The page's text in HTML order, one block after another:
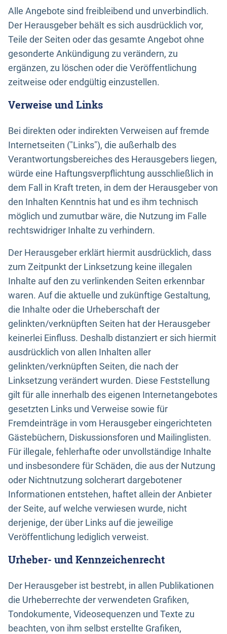
Alle Angebote sind freibleibend und unverbindlich.
Der Herausgeber behält es sich ausdrücklich vor,
Teile der Seiten oder das gesamte Angebot ohne
gesonderte Ankündigung zu verändern, zu
ergänzen, zu löschen oder die Veröffentlichung
zeitweise oder endgültig einzustellen.
Verweise und Links
Bei direkten oder indirekten Verweisen auf fremde
Internetseiten ("Links"), die außerhalb des
Verantwortungsbereiches des Herausgebers liegen,
würde eine Haftungsverpflichtung ausschließlich in
dem Fall in Kraft treten, in dem der Herausgeber von
den Inhalten Kenntnis hat und es ihm technisch
möglich und zumutbar wäre, die Nutzung im Falle
rechtswidriger Inhalte zu verhindern.
Der Herausgeber erklärt hiermit ausdrücklich, dass
zum Zeitpunkt der Linksetzung keine illegalen
Inhalte auf den zu verlinkenden Seiten erkennbar
waren. Auf die aktuelle und zukünftige Gestaltung,
die Inhalte oder die Urheberschaft der
gelinkten/verknüpften Seiten hat der Herausgeber
keinerlei Einfluss. Deshalb distanziert er sich hiermit
ausdrücklich von allen Inhalten aller
gelinkten/verknüpften Seiten, die nach der
Linksetzung verändert wurden. Diese Feststellung
gilt für alle innerhalb des eigenen Internetangebotes
gesetzten Links und Verweise sowie für
Fremdeinträge in vom Herausgeber eingerichteten
Gästebüchern, Diskussionsforen und Mailinglisten.
Für illegale, fehlerhafte oder unvollständige Inhalte
und insbesondere für Schäden, die aus der Nutzung
oder Nichtnutzung solcherart dargebotener
Informationen entstehen, haftet allein der Anbieter
der Seite, auf welche verwiesen wurde, nicht
derjenige, der über Links auf die jeweilige
Veröffentlichung lediglich verweist.
Urheber- und Kennzeichenrecht
Der Herausgeber ist bestrebt, in allen Publikationen
die Urheberrechte der verwendeten Grafiken,
Tondokumente, Videosequenzen und Texte zu
beachten, von ihm selbst erstellte Grafiken,